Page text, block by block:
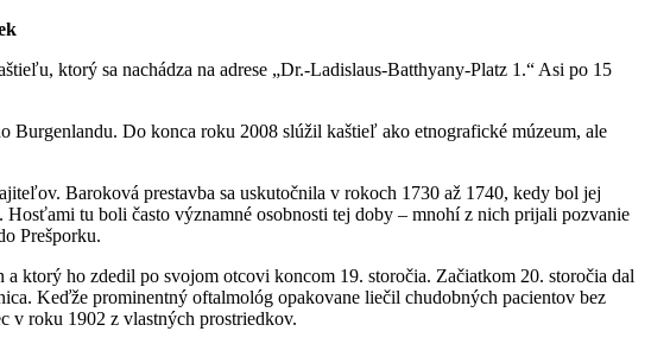
ktorý sa nachádza na adrese „Dr.-Ladislaus-Batthyany-Platz 1.“ Asi po 15
Burgenlandu. Do konca roku 2008 slúžil kaštieľ ako etnografické múzeum, ale
Baroková prestavba sa uskutočnila v rokoch 1730 až 1740, kedy bol jej
tu boli často významné osobnosti tej doby – mnohí z nich prijali pozvanie
Prešporku.
ktorý ho zdedil po svojom otcovi koncom 19. storočia. Začiatkom 20. storočia dal
Keďže prominentný oftalmológ opakovane liečil chudobných pacientov bez
v roku 1902 z vlastných prostriedkov.